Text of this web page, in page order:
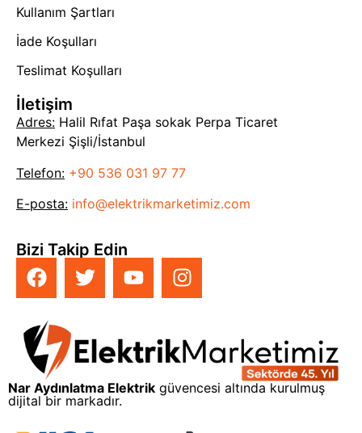
Kullanım Şartları
İade Koşulları
Teslimat Koşulları
İletişim
Adres: Halil Rıfat Paşa sokak Perpa Ticaret
Merkezi Şişli/İstanbul
Telefon: +90 536 031 97 77
E-posta: info@elektrikmarketimiz.com
Bizi Takip Edin
Nar Aydınlatma Elektrik güvencesi altında kurulmuş
dijital bir markadır.